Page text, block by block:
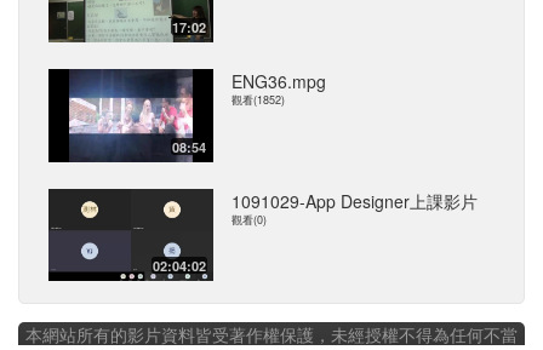
17:02
08:54
ENG36.mpg
觀看(1852)
02:04:02
1091029-App Designer上課影片
觀看(0)
本網站所有的影片資料皆受著作權保護，未經授權不得為任何不當